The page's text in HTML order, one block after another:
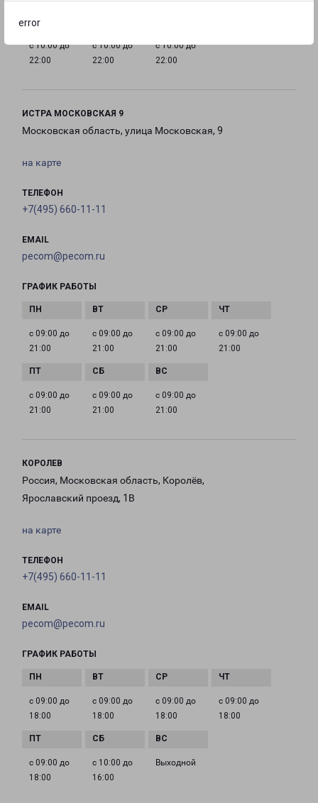
error
с 10:00 до
22:00
с 10:00 до
22:00
с 10:00 до
22:00
ИСТРА МОСКОВСКАЯ 9
Московская область, улица Московская, 9
на карте
ТЕЛЕФОН
+7(495) 660-11-11
EMAIL
pecom@pecom.ru
ГРАФИК РАБОТЫ
с 09:00 до
21:00
с 09:00 до
21:00
с 09:00 до
21:00
с 09:00 до
21:00
с 09:00 до
21:00
с 09:00 до
21:00
с 09:00 до
21:00
КОРОЛЕВ
Россия, Московская область, Королёв,
Ярославский проезд, 1В
на карте
ТЕЛЕФОН
+7(495) 660-11-11
EMAIL
pecom@pecom.ru
ГРАФИК РАБОТЫ
с 09:00 до
18:00
с 09:00 до
18:00
с 09:00 до
18:00
с 09:00 до
18:00
с 09:00 до
18:00
с 10:00 до
16:00
Выходной